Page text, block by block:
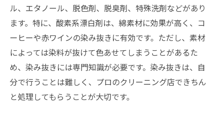
ル、エタノール、脱色剤、脱臭剤、特殊洗剤などがあり
ます。特に、酸素系漂白剤は、綿素材に効果が高く、コ
ーヒーや赤ワインの染み抜きに有効です。ただし、素材
によっては染料が抜けて色あせてしまうことがあるた
め、染み抜きには専門知識が必要です。染み抜きは、自
分で行うことは難しく、プロのクリーニング店できちん
と処理してもらうことが大切です。